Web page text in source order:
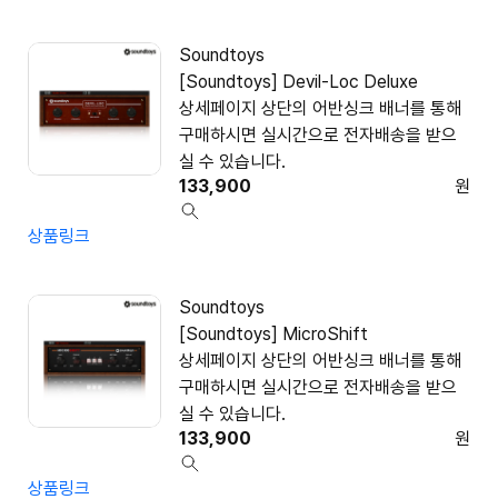
Soundtoys
[Soundtoys] Devil-Loc Deluxe
상세페이지 상단의 어반싱크 배너를 통해
구매하시면 실시간으로 전자배송을 받으
실 수 있습니다.
133,900
원
상품링크
Soundtoys
[Soundtoys] MicroShift
상세페이지 상단의 어반싱크 배너를 통해
구매하시면 실시간으로 전자배송을 받으
실 수 있습니다.
133,900
원
상품링크